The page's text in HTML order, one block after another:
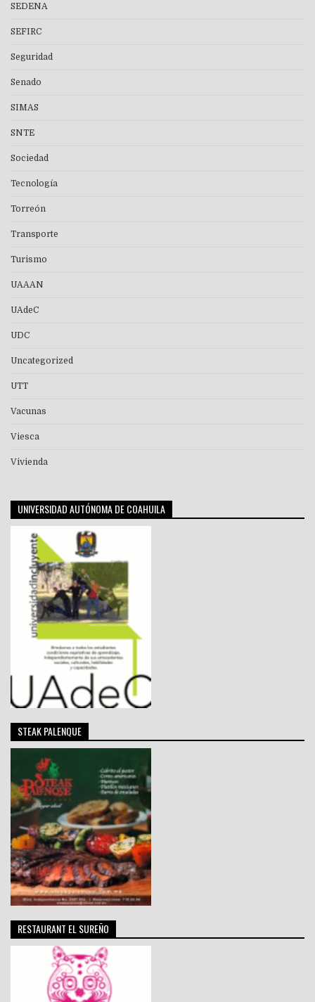
SEDENA
SEFIRC
Seguridad
Senado
SIMAS
SNTE
Sociedad
Tecnología
Torreón
Transporte
Turismo
UAAAN
UAdeC
UDC
Uncategorized
UTT
Vacunas
Viesca
Vivienda
UNIVERSIDAD AUTÓNOMA DE COAHUILA
STEAK PALENQUE
RESTAURANT EL SUREÑO